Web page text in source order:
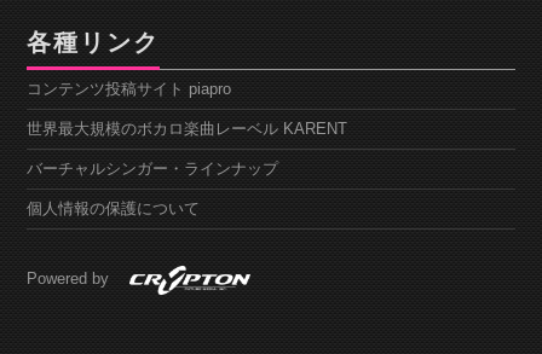
各種リンク
コンテンツ投稿サイト piapro
世界最大規模のボカロ楽曲レーベル KARENT
バーチャルシンガー・ラインナップ
個人情報の保護について
Powered by